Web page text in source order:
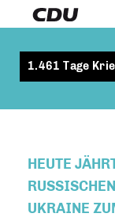
1.461 Tage
HEUTE
UKRAINE